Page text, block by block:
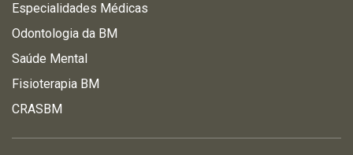
Especialidades Médicas
Odontologia da BM
Saúde Mental
Fisioterapia BM
CRASBM